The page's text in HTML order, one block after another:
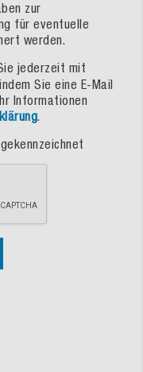
zur
für eventuelle
werden.
jederzeit mit
Sie eine E-Mail
Informationen
.
gekennzeichnet